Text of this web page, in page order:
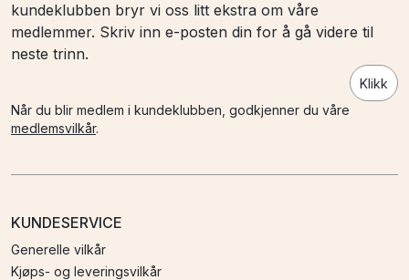
kundeklubben bryr vi oss litt ekstra om våre
medlemmer. Skriv inn e-posten din for å gå videre til
neste trinn.
Klikk
Når du blir medlem i kundeklubben, godkjenner du våre
medlemsvilkår.
KUNDESERVICE
Generelle vilkår
Kjøps- og leveringsvilkår